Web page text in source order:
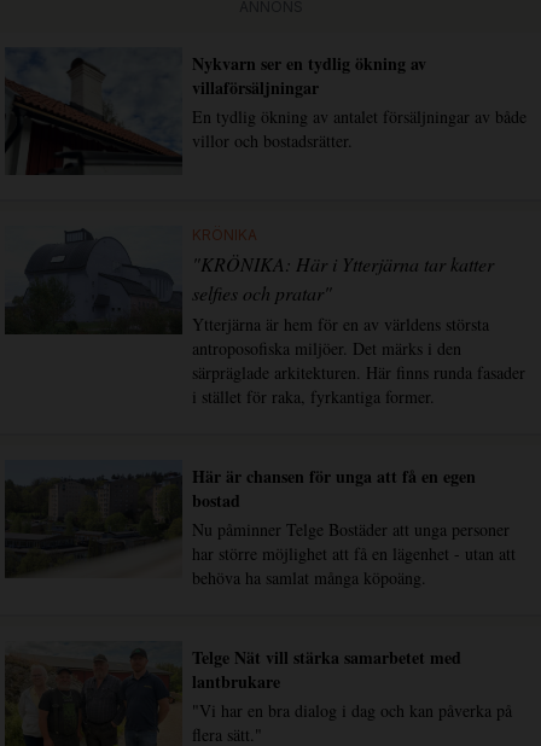
Nykvarn ser en tydlig ökning av
villaförsäljningar
En tydlig ökning av antalet försäljningar av både
villor och bostadsrätter.
KRÖNIKA
"KRÖNIKA: Här i Ytterjärna tar katter
selfies och pratar"
Ytterjärna är hem för en av världens största
antroposofiska miljöer. Det märks i den
särpräglade arkitekturen. Här finns runda fasader
i stället för raka, fyrkantiga former.
Här är chansen för unga att få en egen
bostad
Nu påminner Telge Bostäder att unga personer
har större möjlighet att få en lägenhet - utan att
behöva ha samlat många köpoäng.
Telge Nät vill stärka samarbetet med
lantbrukare
"Vi har en bra dialog i dag och kan påverka på
flera sätt."